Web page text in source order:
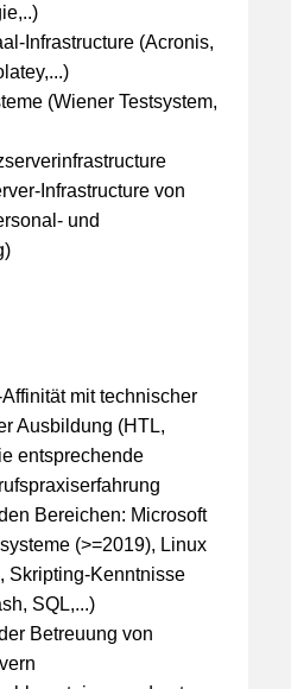
Infrastructure (Acronis,
(Wiener Testsystem,
Infrastructure von
und
mit technischer
Ausbildung (HTL,
entsprechende
Bereichen: Microsoft
(>=2019), Linux
Skripting-Kenntnisse
SQL,...)
Betreuung von